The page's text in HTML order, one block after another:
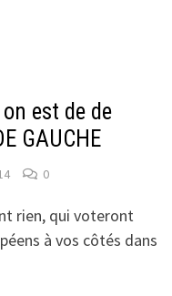
est de de
GAUCHE
0
rien, qui voteront
à vos côtés dans